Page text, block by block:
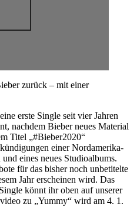
zurück – mit einer
erste Single seit vier Jahren
nachdem Bieber neues Material
Titel „#Bieber2020“
einer Nordamerika-
eines neues Studioalbums.
für das bisher noch unbetitelte
Jahr erscheinen wird. Das
könnt ihr oben auf unserer
zu „Yummy“ wird am 4. 1.